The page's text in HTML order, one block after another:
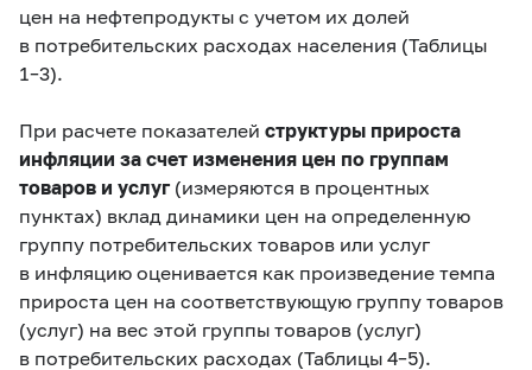
цен на нефтепродукты с учетом их долей
в потребительских расходах населения (Таблицы
1–3).
При расчете показателей структуры прироста
инфляции за счет изменения цен по группам
товаров и услуг (измеряются в процентных
пунктах) вклад динамики цен на определенную
группу потребительских товаров или услуг
в инфляцию оценивается как произведение темпа
прироста цен на соответствующую группу товаров
(услуг) на вес этой группы товаров (услуг)
в потребительских расходах (Таблицы 4–5).